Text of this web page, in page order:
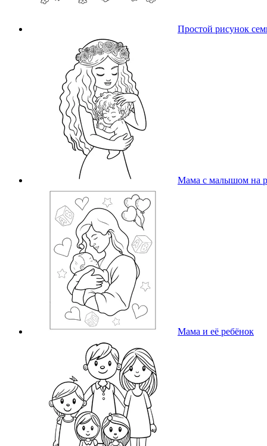
Простой рисунок
Мама с малышом на
Мама и её ребёнок